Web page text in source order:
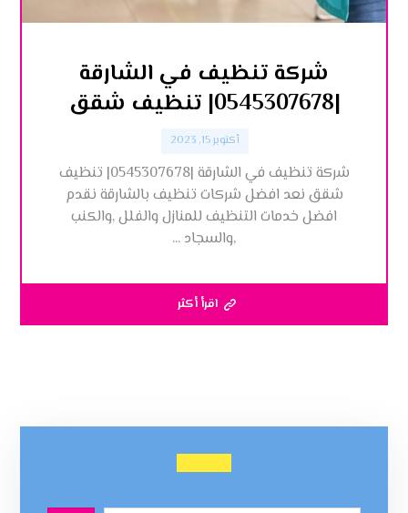
شركة تنظيف في الشارقة
|0545307678| تنظيف شقق
أكتوبر 15, 2023
شركة تنظيف في الشارقة |0545307678| تنظيف
شقق نعد افضل شركات تنظيف بالشارقة نقدم
افضل خدمات التنظيف للمنازل والفلل ,والكنب
,والسجاد ...
اقرأ أكثر